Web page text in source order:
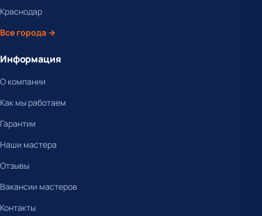
Краснодар
Все города →
Информация
О компании
Как мы работаем
Гарантии
Наши мастера
Отзывы
Вакансии мастеров
Контакты